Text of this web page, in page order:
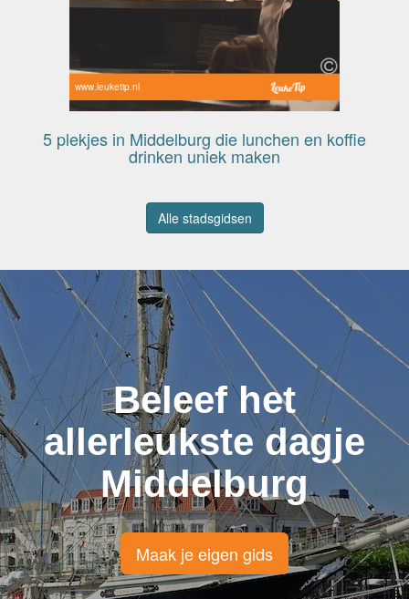
www.leuketip.nl
5 plekjes in Middelburg die lunchen en koffie
drinken uniek maken
Alle stadsgidsen
Beleef het
allerleukste dagje
Middelburg
Maak je eigen gids